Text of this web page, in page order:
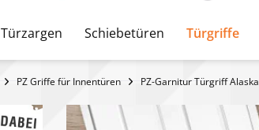
Türzargen Schiebetüren Türgriffe
PZ Griffe für Innentüren PZ-Garnitur Türgriff